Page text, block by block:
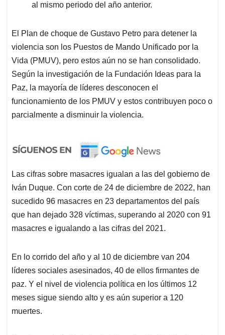
al mismo periodo del año anterior.
El Plan de choque de Gustavo Petro para detener la
violencia son los Puestos de Mando Unificado por la
Vida (PMUV), pero estos aún no se han consolidado.
Según la investigación de la Fundación Ideas para la
Paz, la mayoría de líderes desconocen el
funcionamiento de los PMUV y estos contribuyen poco o
parcialmente a disminuir la violencia.
Las cifras sobre masacres igualan a las del gobierno de
Iván Duque. Con corte de 24 de diciembre de 2022, han
sucedido 96 masacres en 23 departamentos del país
que han dejado 328 víctimas, superando al 2020 con 91
masacres e igualando a las cifras del 2021.
En lo corrido del año y al 10 de diciembre van 204
líderes sociales asesinados, 40 de ellos firmantes de
paz. Y el nivel de violencia política en los últimos 12
meses sigue siendo alto y es aún superior a 120
muertes.